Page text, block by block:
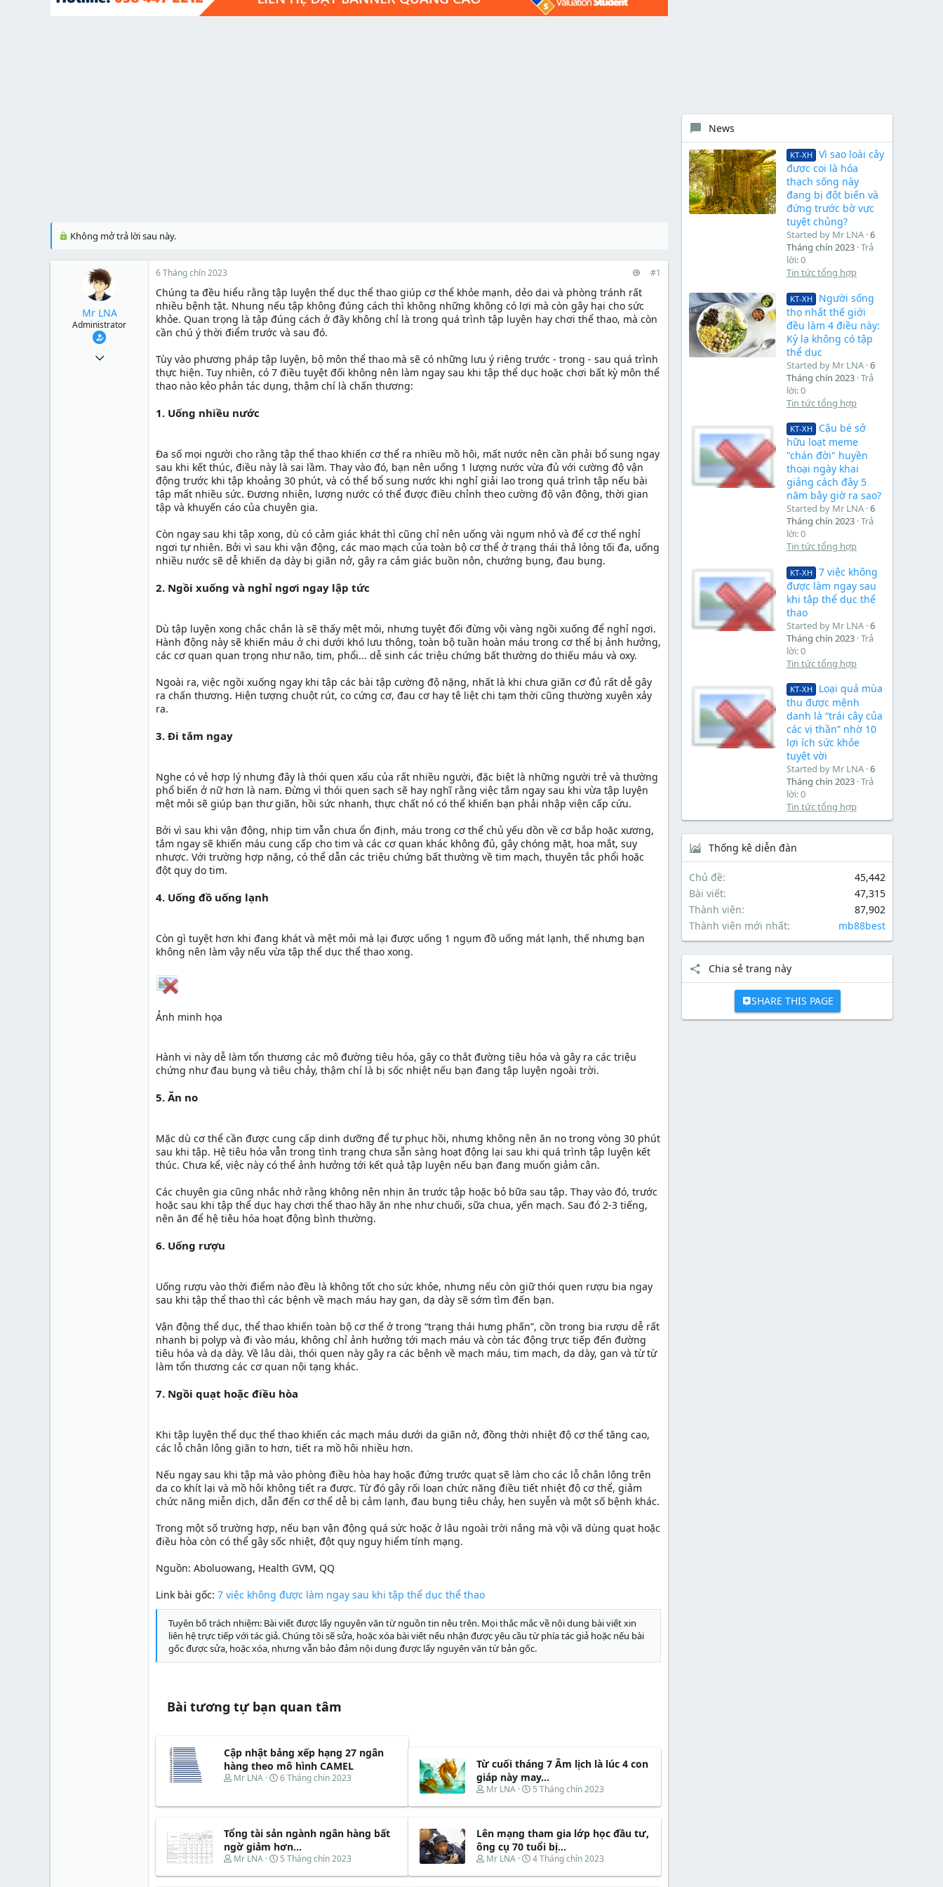
t
Không mở trả lời sau này.
Mr LNA
Administrator
6 Tháng chín 2023 #1
Chúng ta đều hiểu rằng tập luyện thể dục thể thao giúp cơ thể khỏe mạnh, dẻo dai và phòng tránh rất
nhiều bệnh tật. Nhung nếu tập không đúng cách thì không những không có lợi mà còn gây hại cho sức
khỏe. Quan trọng là tập đúng cách ở đây không chỉ là trong quá trình tập luyện hay chơi thể thao, mà còn
cần chú ý thời điểm trước và sau đó.
Tùy vào phương pháp tập luyện, bộ môn thể thao mà sẽ có những lưu ý riêng trước - trong - sau quá trình
thực hiện. Tuy nhiên, có 7 điều tuyệt đối không nên làm ngay sau khi tập thể dục hoặc chơi bất kỳ môn thể
thao nào kẻo phản tác dụng, thậm chí là chấn thương:
1. Uống nhiều nước
Đa số mọi người cho rằng tập thể thao khiến cơ thể ra nhiều mồ hôi, mất nước nên cần phải bổ sung ngay
sau khi kết thúc, điều này là sai lầm. Thay vào đó, bạn nên uống 1 lượng nước vừa đủ với cường độ vận
động trước khi tập khoảng 30 phút, và có thể bổ sung nước khi nghỉ giải lao trong quá trình tập nếu bài
tập mất nhiều sức. Đương nhiên, lượng nước có thể được điều chỉnh theo cường độ vận động, thời gian
tập và khuyến cáo của chuyên gia.
Còn ngay sau khi tập xong, dù có cảm giác khát thì cũng chỉ nên uống vài ngụm nhỏ và để cơ thể nghỉ
ngơi tự nhiên. Bởi vì sau khi vận động, các mao mạch của toàn bộ cơ thể ở trạng thái thả lỏng tối đa, uống
nhiều nước sẽ dễ khiến dạ dày bị giãn nở, gây ra cảm giác buồn nôn, chướng bụng, đau bụng.
2. Ngồi xuống và nghỉ ngơi ngay lập tức
Dù tập luyện xong chắc chắn là sẽ thấy mệt mỏi, nhưng tuyệt đối đừng vội vàng ngồi xuống để nghỉ ngơi.
Hành động này sẽ khiến máu ở chi dưới khó lưu thông, toàn bộ tuần hoàn máu trong cơ thể bị ảnh hưởng,
các cơ quan quan trọng như não, tim, phổi... dễ sinh các triệu chứng bất thường do thiếu máu và oxy.
Ngoài ra, việc ngồi xuống ngay khi tập các bài tập cường độ nặng, nhất là khi chưa giãn cơ đủ rất dễ gây
ra chấn thương. Hiện tượng chuột rút, co cứng cơ, đau cơ hay tê liệt chi tạm thời cũng thường xuyên xảy
ra.
3. Đi tắm ngay
Nghe có vẻ hợp lý nhưng đây là thói quen xấu của rất nhiều người, đặc biệt là những người trẻ và thường
phổ biến ở nữ hơn là nam. Đừng vì thói quen sạch sẽ hay nghĩ rằng việc tắm ngay sau khi vừa tập luyện
mệt mỏi sẽ giúp bạn thư giãn, hồi sức nhanh, thực chất nó có thể khiến bạn phải nhập viện cấp cứu.
Bởi vì sau khi vận động, nhịp tim vẫn chưa ổn định, máu trong cơ thể chủ yếu dồn về cơ bắp hoặc xương,
tắm ngay sẽ khiến máu cung cấp cho tim và các cơ quan khác không đủ, gây chóng mặt, hoa mắt, suy
nhược. Với trường hợp nặng, có thể dẫn các triệu chứng bất thường về tim mạch, thuyên tắc phổi hoặc
đột quỵ do tim.
4. Uống đồ uống lạnh
Còn gì tuyệt hơn khi đang khát và mệt mỏi mà lại được uống 1 ngụm đồ uống mát lạnh, thế nhưng bạn
không nên làm vậy nếu vừa tập thể dục thể thao xong.
Ảnh minh họa
Hành vi này dễ làm tổn thương các mô đường tiêu hóa, gây co thắt đường tiêu hóa và gây ra các triệu
chứng như đau bụng và tiêu chảy, thậm chí là bị sốc nhiệt nếu bạn đang tập luyện ngoài trời.
5. Ăn no
Mặc dù cơ thể cần được cung cấp dinh dưỡng để tự phục hồi, nhưng không nên ăn no trong vòng 30 phút
sau khi tập. Hệ tiêu hóa vẫn trong tình trạng chưa sẵn sàng hoạt động lại sau khi quá trình tập luyện kết
thúc. Chưa kể, việc này có thể ảnh hưởng tới kết quả tập luyện nếu bạn đang muốn giảm cân.
Các chuyên gia cũng nhắc nhở rằng không nên nhịn ăn trước tập hoặc bỏ bữa sau tập. Thay vào đó, trước
hoặc sau khi tập thể dục hay chơi thể thao hãy ăn nhẹ như chuối, sữa chua, yến mạch. Sau đó 2-3 tiếng,
nên ăn để hệ tiêu hóa hoạt động bình thường.
6. Uống rượu
Uống rượu vào thời điểm nào đều là không tốt cho sức khỏe, nhưng nếu còn giữ thói quen rượu bia ngay
sau khi tập thể thao thì các bệnh về mạch máu hay gan, dạ dày sẽ sớm tìm đến bạn.
Vận động thể dục, thể thao khiến toàn bộ cơ thể ở trong “trạng thái hưng phấn”, cồn trong bia rượu dễ rất
nhanh bị polyp và đi vào máu, không chỉ ảnh hưởng tới mạch máu và còn tác động trực tiếp đến đường
tiêu hóa và dạ dày. Về lâu dài, thói quen này gây ra các bệnh về mạch máu, tim mạch, dạ dày, gan và từ từ
làm tổn thương các cơ quan nội tạng khác.
7. Ngồi quạt hoặc điều hòa
Khi tập luyện thể dục thể thao khiến các mạch máu dưới da giãn nở, đồng thời nhiệt độ cơ thể tăng cao,
các lỗ chân lông giãn to hơn, tiết ra mồ hôi nhiều hơn.
Nếu ngay sau khi tập mà vào phòng điều hòa hay hoặc đứng trước quạt sẽ làm cho các lỗ chân lông trên
da co khít lại và mồ hôi không tiết ra được. Từ đó gây rối loạn chức năng điều tiết nhiệt độ cơ thể, giảm
chức năng miễn dịch, dẫn đến cơ thể dễ bị cảm lạnh, đau bụng tiêu chảy, hen suyễn và một số bệnh khác.
Trong một số trường hợp, nếu bạn vận động quá sức hoặc ở lâu ngoài trời nắng mà vội vã dùng quạt hoặc
điều hòa còn có thể gây sốc nhiệt, đột quỵ nguy hiểm tính mạng.
Nguồn: Aboluowang, Health GVM, QQ
Link bài gốc: 7 việc không được làm ngay sau khi tập thể dục thể thao
Tuyên bố trách nhiệm: Bài viết được lấy nguyên văn từ nguồn tin nêu trên. Mọi thắc mắc về nội dung bài viết xin
liên hệ trực tiếp với tác giả. Chúng tôi sẽ sửa, hoặc xóa bài viết nếu nhận được yêu cầu từ phía tác giả hoặc nếu bài
gốc được sửa, hoặc xóa, nhưng vẫn bảo đảm nội dung được lấy nguyên văn từ bản gốc.
Bài tương tự bạn quan tâm
Cập nhật bảng xếp hạng 27 ngân
hàng theo mô hình CAMEL
T
e
d
s
t
r
Mr LNA
N
y
ắ
t
đ
u
6 Tháng chín 2023
Từ cuối tháng 7 Âm lịch là lúc 4 con
giáp này may...
T
r
a
d
s
a
Mr LNA
N
à
b
ắ
t
ầ
5 Tháng chín 2023
Tổng tài sản ngành ngân hàng bất
ngờ giảm hơn...
T
r
Mr LNA
N
à
5 Tháng chín 2023
Lên mạng tham gia lớp học đầu tư,
ông cụ 70 tuổi bị...
T
r
Mr LNA
N
à
4 Tháng chín 2023
News
KT-XH
Vì sao loài cây
được coi là hóa
thạch sống này
đang bị đột biến và
đứng trước bờ vực
tuyệt chủng?
Started by Mr LNA 6
Tháng chín 2023 Trả
lời: 0
Tin tức tổng hợp
KT-XH
Người sống
thọ nhất thế giới
đều làm 4 điều này:
Kỳ lạ không có tập
thể dục
Started by Mr LNA 6
Tháng chín 2023 Trả
lời: 0
Tin tức tổng hợp
KT-XH
Cậu bé sở
hữu loạt meme
"chán đời" huyền
thoại ngày khai
giảng cách đây 5
năm bây giờ ra sao?
Started by Mr LNA 6
Tháng chín 2023 Trả
lời: 0
Tin tức tổng hợp
KT-XH
7 việc không
được làm ngay sau
khi tập thể dục thể
thao
Started by Mr LNA 6
Tháng chín 2023 Trả
lời: 0
Tin tức tổng hợp
KT-XH
Loại quả mùa
thu được mệnh
danh là “trái cây của
các vị thần” nhờ 10
lợi ích sức khỏe
tuyệt vời
Started by Mr LNA 6
Tháng chín 2023 Trả
lời: 0
Tin tức tổng hợp
Thống kê diễn đàn
Chủ đề
45,442
Bài viết
47,315
Thành viên
87,902
Thành viên mới nhất
mb88best
Chia sẻ trang này
SHARE THIS PAGE